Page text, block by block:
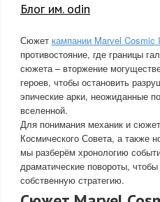
Блог им. odin
Сюжет кампании Marvel Cosmic
противостояние, где границы
сюжета – вторжение
героев, чтобы остановить
эпические арки, неожиданные
вселенной.
Для понимания механик и
Космического Совета, а также
мы разберём хронологию
драматические повороты,
собственную стратегию.